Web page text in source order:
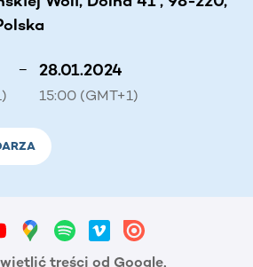
– 28.01.2024
15:00 (GMT+1)
treści od Google,